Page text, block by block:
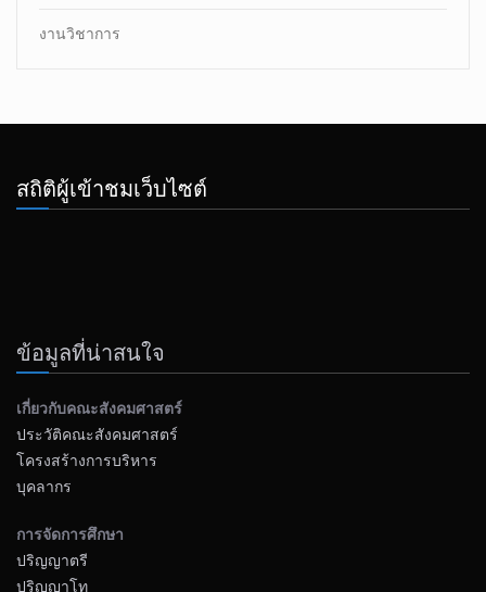
งานวิชาการ
สถิติผู้เข้าชมเว็บไซต์
ข้อมูลที่น่าสนใจ
เกี่ยวกับคณะสังคมศาสตร์
ประวัติคณะสังคมศาสตร์
โครงสร้างการบริหาร
บุคลากร
การจัดการศึกษา
ปริญญาตรี
ปริญญาโท